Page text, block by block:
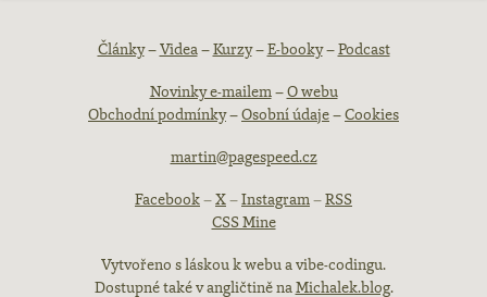
Patička
webu
Články–Videa–Kurzy–E-booky–Podcast
Novinky e-mailem–O webu
Obchodní podmínky–Osobní údaje–Cookies
martin@pagespeed.cz
Facebook–X–Instagram–RSS
CSS Mine
Vytvořeno s láskou k webu a vibe-codingu.
Dostupné také v angličtině naMichalek.blog.